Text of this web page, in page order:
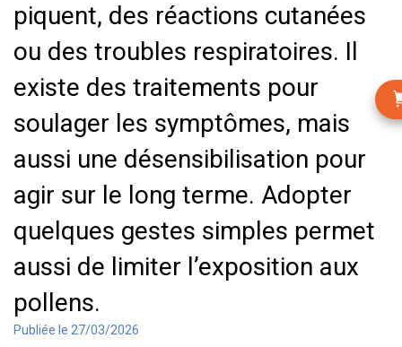
piquent, des réactions cutanées
ou des troubles respiratoires. Il
existe des traitements pour
soulager les symptômes, mais
aussi une désensibilisation pour
agir sur le long terme. Adopter
quelques gestes simples permet
aussi de limiter l’exposition aux
pollens.
Publiée le 27/03/2026